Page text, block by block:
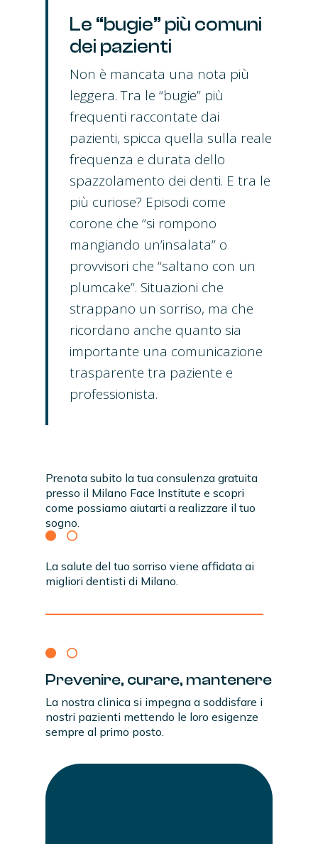
Le “bugie” più comuni
dei pazienti
Non è mancata una nota più
leggera. Tra le “bugie” più
frequenti raccontate dai
pazienti, spicca quella sulla reale
frequenza e durata dello
spazzolamento dei denti. E tra le
più curiose? Episodi come
corone che “si rompono
mangiando un’insalata” o
provvisori che “saltano con un
plumcake”. Situazioni che
strappano un sorriso, ma che
ricordano anche quanto sia
importante una comunicazione
trasparente tra paziente e
professionista.
Prenota subito la tua consulenza gratuita
presso il Milano Face Institute e scopri
come possiamo aiutarti a realizzare il tuo
sogno.
La salute del tuo sorriso viene affidata ai
migliori dentisti di Milano.
Prevenire, curare, mantenere
La nostra clinica si impegna a soddisfare i
nostri pazienti mettendo le loro esigenze
sempre al primo posto.